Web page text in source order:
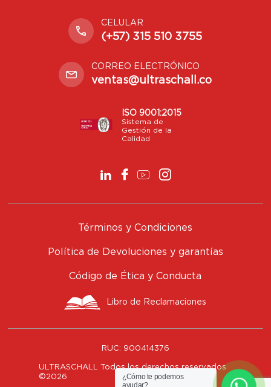
CELULAR
(+57) 315 510 3755
CORREO ELECTRÓNICO
ventas@ultraschall.co
ISO 9001:2015
Sistema de
Gestión de la
Calidad
Términos y Condiciones
Política de Devoluciones y garantías
Código de Ética y Conducta
Libro de Reclamaciones
RUC: 900414376
ULTRASCHALL Todos los derechos reservados
©2026
¿Cómo te podemos
ayudar?